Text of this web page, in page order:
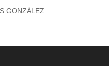
GONZÁLEZ